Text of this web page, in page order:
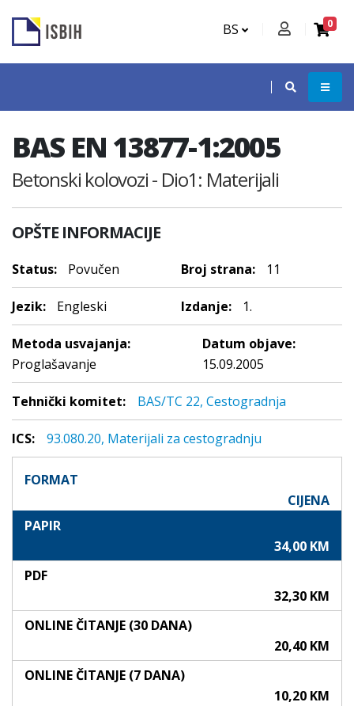
BS 0
BAS EN 13877-1:2005
Betonski kolovozi - Dio1: Materijali
OPŠTE INFORMACIJE
Status: Povučen Broj strana: 11
Jezik: Engleski Izdanje: 1.
Metoda usvajanja:
Proglašavanje
Datum objave:
15.09.2005
Tehnički komitet: BAS/TC 22, Cestogradnja
ICS: 93.080.20, Materijali za cestogradnju
FORMAT
CIJENA
PAPIR
34,00 KM
PDF
32,30 KM
ONLINE ČITANJE (30 DANA)
20,40 KM
ONLINE ČITANJE (7 DANA)
10,20 KM